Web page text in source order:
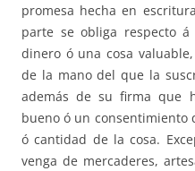
promesa hecha en
parte se obliga respecto
dinero ó una cosa
de la mano del que la
además de su firma que
bueno ó un consentimiento
ó cantidad de la cosa.
venga de mercaderes,